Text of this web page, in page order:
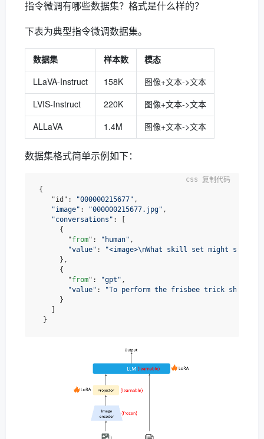
指令微调有哪些数据集？格式是什么样的？
下表为典型指令微调数据集。
数据集 样本数 模态
LLaVA-Instruct 158K 图像+文本->文本
LVIS-Instruct 220K 图像+文本->文本
ALLaVA 1.4M 图像+文本->文本
数据集格式简单示例如下：
{
    "id":
"000000215677" ,
"image" : "000000215677.jpg" ,
"conversations" : [
      {
        "
from": "human" ,
"value" :
"<image>\nWhat skill set might
      },
      {
        "
from": "gpt" ,
"value" :
"To perform the frisbee trick shown
      }
    ]
复制代码